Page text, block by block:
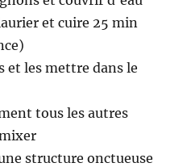
et cuire 25 min
et les mettre dans le
tous les autres
structure onctueuse